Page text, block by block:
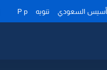
السعودي تنويه P p